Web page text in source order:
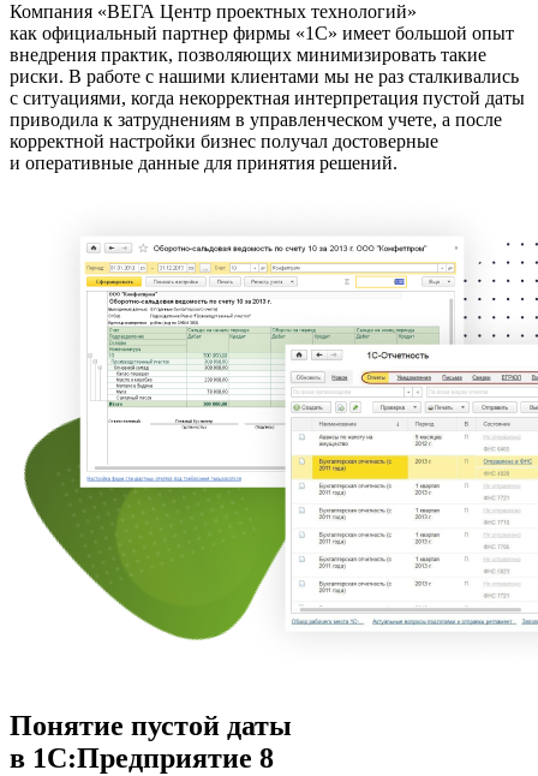
Компания «ВЕГА Центр проектных технологий»
как официальный партнер фирмы «1С» имеет большой опыт
внедрения практик, позволяющих минимизировать такие
риски. В работе с нашими клиентами мы не раз сталкивались
с ситуациями, когда некорректная интерпретация пустой даты
приводила к затруднениям в управленческом учете, а после
корректной настройки бизнес получал достоверные
и оперативные данные для принятия решений.
Понятие пустой даты
в 1С:Предприятие 8